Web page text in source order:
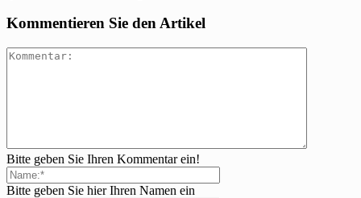
Kommentieren Sie den Artikel
Bitte geben Sie Ihren Kommentar ein!
Bitte geben Sie hier Ihren Namen ein